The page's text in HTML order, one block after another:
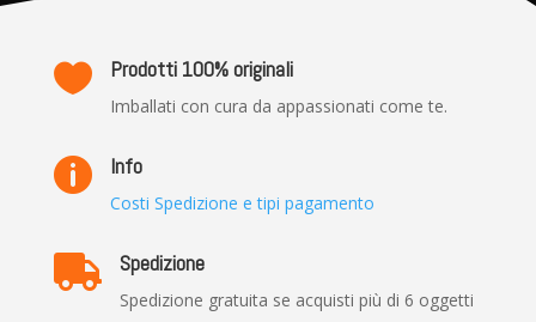
 Prodotti 100% originali
Imballati con cura da appassionati come te.
 Info
Costi Spedizione e tipi pagamento
 Spedizione
Spedizione gratuita se acquisti più di 6 oggetti